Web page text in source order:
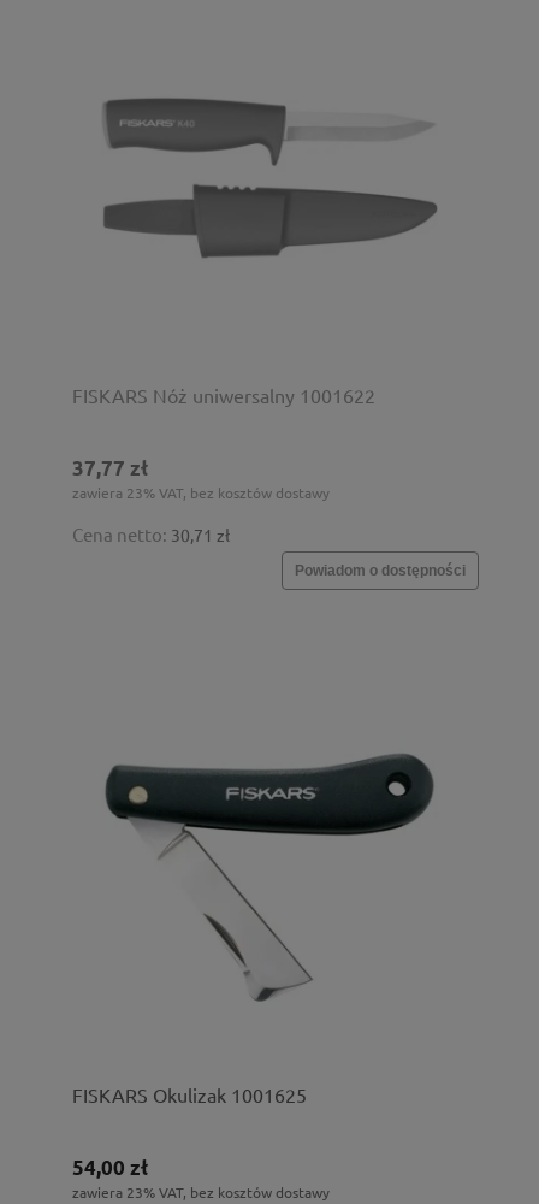
FISKARS Nóż uniwersalny 1001622
37,77 zł
zawiera 23% VAT, bez kosztów dostawy
Cena netto: 30,71 zł
Powiadom o dostępności
FISKARS Okulizak 1001625
54,00 zł
zawiera 23% VAT, bez kosztów dostawy